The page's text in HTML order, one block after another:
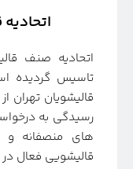
تاسیس گردیده
قالیشویان
رسیدگی به
های منصفانه و
قالیشویی فعال